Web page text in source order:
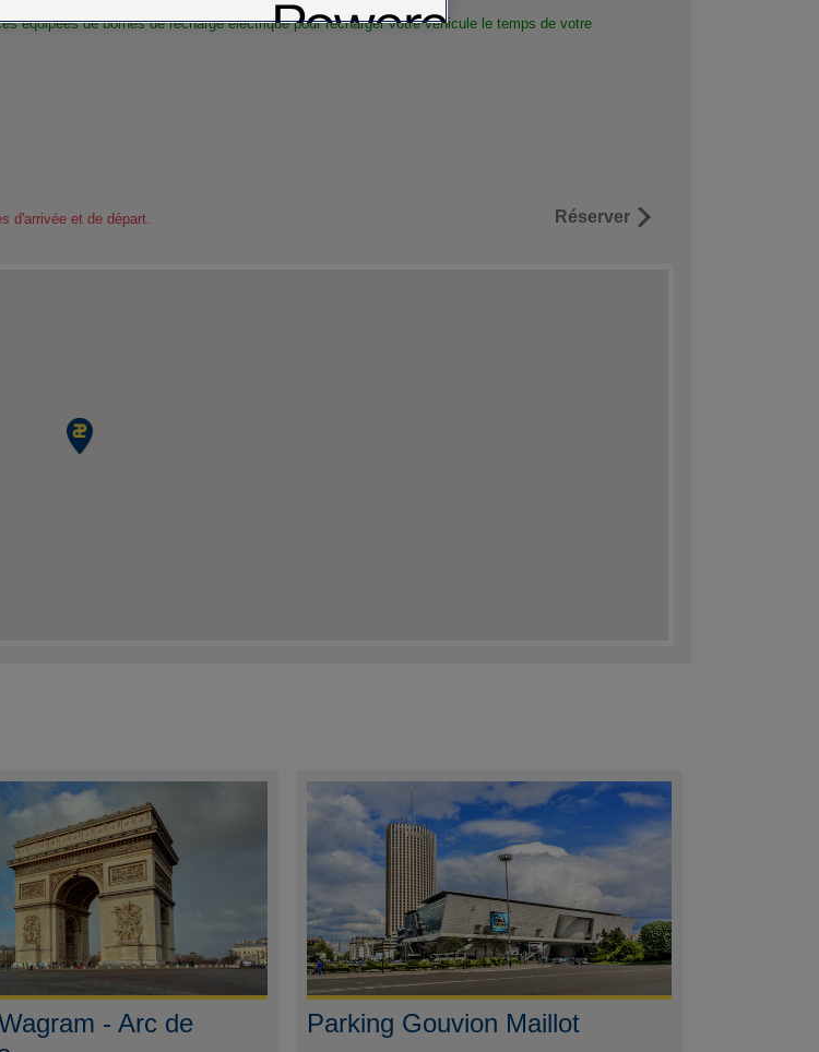
équipées de bornes de recharge électrique pour recharger votre véhicule le temps de votre
d'arrivée et de départ.
Réserver
- Arc de
Parking Gouvion Maillot